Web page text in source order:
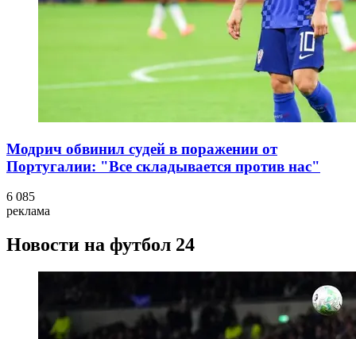
Модрич обвинил судей в поражении от
Португалии: "Все складывается против нас"
6 085
реклама
Новости на футбол 24